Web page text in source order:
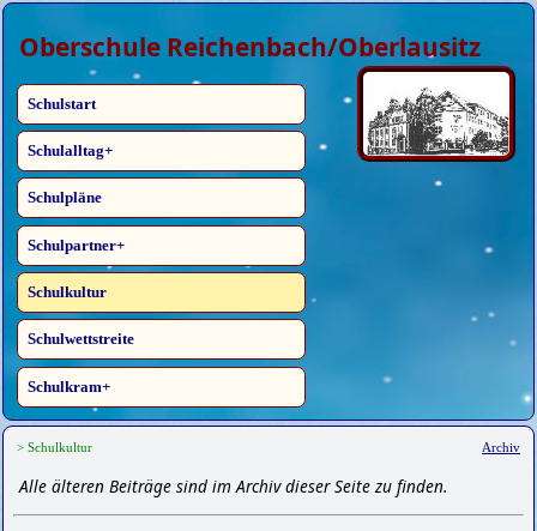
Oberschule Reichenbach/Oberlausitz
Schulstart
Schulalltag
Schulpläne
Schulpartner
Schulkultur
Schulwettstreite
Schulkram
> Schulkultur Archiv
Alle älteren Beiträge sind im Archiv dieser Seite zu finden.